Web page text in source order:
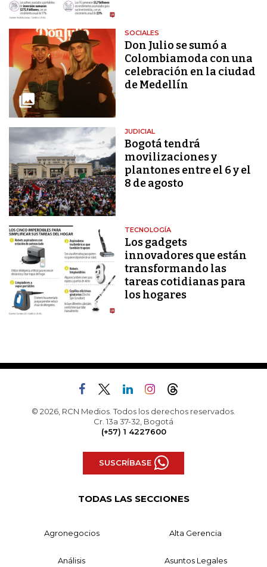
SOCIALES
Don Julio se sumó a
Colombiamoda con una
celebración en la ciudad
de Medellín
JUDICIAL
Bogotá tendrá
movilizaciones y
plantones entre el 6 y el
8 de agosto
TECNOLOGÍA
Los gadgets
innovadores que están
transformando las
tareas cotidianas para
los hogares
© 2026, RCN Medios. Todos los derechos reservados.
Cr. 13a 37-32, Bogotá
(+57) 1 4227600
SUSCRÍBASE
TODAS LAS SECCIONES
Agronegocios Alta Gerencia
Análisis Asuntos Legales